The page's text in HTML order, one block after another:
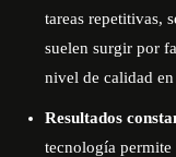
tareas repetitivas,
suelen surgir por
nivel de calidad
Resultados
tecnología permite